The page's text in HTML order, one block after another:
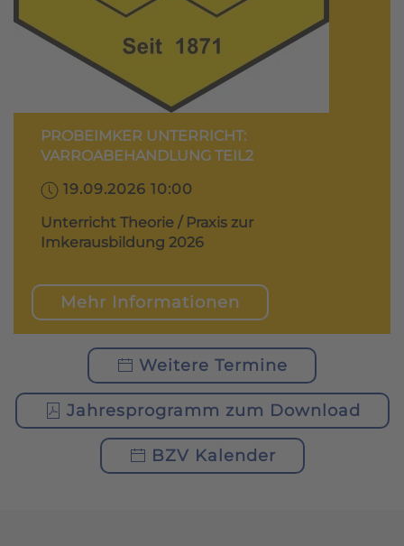
PROBEIMKER UNTERRICHT:
VARROABEHANDLUNG TEIL2
19.09.2026 10:00
Unterricht Theorie / Praxis zur
Imkerausbildung 2026
Mehr Informationen
Weitere Termine
Jahresprogramm zum Download
BZV Kalender